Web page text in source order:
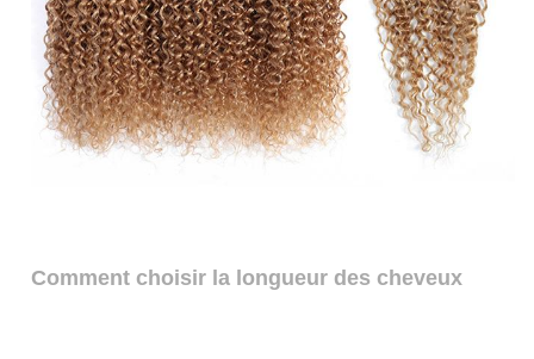
Comment choisir la longueur des cheveux